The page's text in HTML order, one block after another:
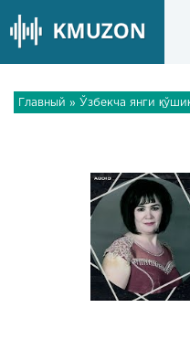
Главный » Ўзбекча янги